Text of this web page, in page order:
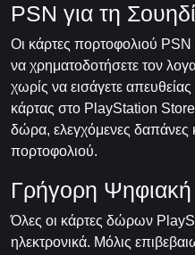
PSN για τη
Οι κάρτες πορτοφολιού PSN
να χρηματοδοτήσετε τον
χωρίς να εισάγετε
κάρτας στο PlayStation
δώρα, ελεγχόμενες δαπάνες
πορτοφολιού.
Γρήγορη
Όλες οι κάρτες δώρων
ηλεκτρονικά. Μόλις